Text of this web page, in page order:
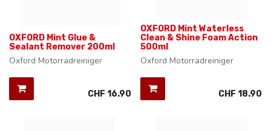
OXFORD Mint Glue &
Sealant Remover 200ml
Oxford Motorradreiniger
CHF 16.90
OXFORD Mint Waterless
Clean & Shine Foam Action
500ml
Oxford Motorradreiniger
CHF 18.90